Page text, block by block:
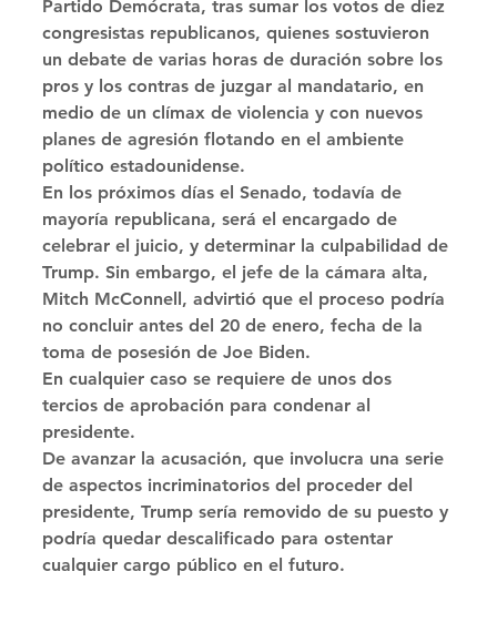
Partido Demócrata, tras sumar los votos de diez
congresistas republicanos, quienes sostuvieron
un debate de varias horas de duración sobre los
pros y los contras de juzgar al mandatario, en
medio de un clímax de violencia y con nuevos
planes de agresión flotando en el ambiente
político estadounidense.
En los próximos días el Senado, todavía de
mayoría republicana, será el encargado de
celebrar el juicio, y determinar la culpabilidad de
Trump. Sin embargo, el jefe de la cámara alta,
Mitch McConnell, advirtió que el proceso podría
no concluir antes del 20 de enero, fecha de la
toma de posesión de Joe Biden.
En cualquier caso se requiere de unos dos
tercios de aprobación para condenar al
presidente.
De avanzar la acusación, que involucra una serie
de aspectos incriminatorios del proceder del
presidente, Trump sería removido de su puesto y
podría quedar descalificado para ostentar
cualquier cargo público en el futuro.